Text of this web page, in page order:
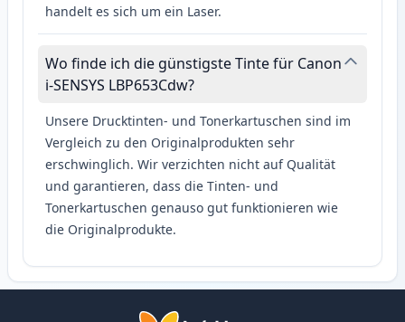
handelt es sich um ein Laser.
Wo finde ich die günstigste Tinte für Canon
i-SENSYS LBP653Cdw?
Unsere Drucktinten- und Tonerkartuschen sind im
Vergleich zu den Originalprodukten sehr
erschwinglich. Wir verzichten nicht auf Qualität
und garantieren, dass die Tinten- und
Tonerkartuschen genauso gut funktionieren wie
die Originalprodukte.